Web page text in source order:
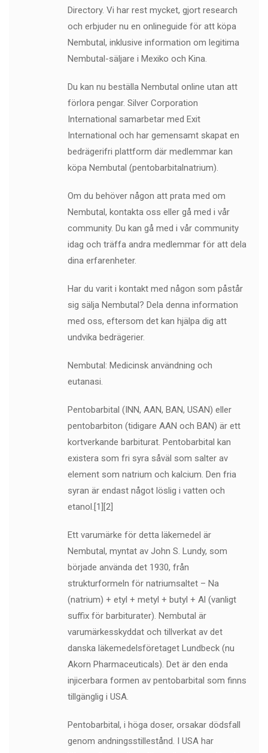
Directory. Vi har rest mycket, gjort research
och erbjuder nu en onlineguide för att köpa
Nembutal, inklusive information om legitima
Nembutal-säljare i Mexiko och Kina.
Du kan nu beställa Nembutal online utan att
förlora pengar. Silver Corporation
International samarbetar med Exit
International och har gemensamt skapat en
bedrägerifri plattform där medlemmar kan
köpa Nembutal (pentobarbitalnatrium).
Om du behöver någon att prata med om
Nembutal, kontakta oss eller gå med i vår
community. Du kan gå med i vår community
idag och träffa andra medlemmar för att dela
dina erfarenheter.
Har du varit i kontakt med någon som påstår
sig sälja Nembutal? Dela denna information
med oss, eftersom det kan hjälpa dig att
undvika bedrägerier.
Nembutal: Medicinsk användning och
eutanasi.
Pentobarbital (INN, AAN, BAN, USAN) eller
pentobarbiton (tidigare AAN och BAN) är ett
kortverkande barbiturat. Pentobarbital kan
existera som fri syra såväl som salter av
element som natrium och kalcium. Den fria
syran är endast något löslig i vatten och
etanol.[1][2]
Ett varumärke för detta läkemedel är
Nembutal, myntat av John S. Lundy, som
började använda det 1930, från
strukturformeln för natriumsaltet – Na
(natrium) + etyl + metyl + butyl + Al (vanligt
suffix för barbiturater). Nembutal är
varumärkesskyddat och tillverkat av det
danska läkemedelsföretaget Lundbeck (nu
Akorn Pharmaceuticals). Det är den enda
injicerbara formen av pentobarbital som finns
tillgänglig i USA.
Pentobarbital, i höga doser, orsakar dödsfall
genom andningsstillestånd. I USA har